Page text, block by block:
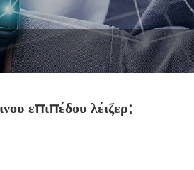
επιπέδου λέιζερ;